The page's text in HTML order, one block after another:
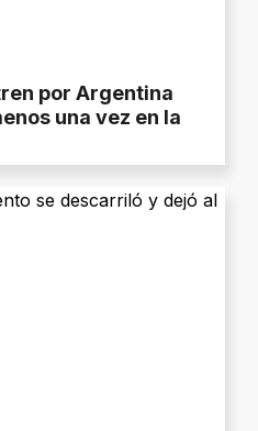
por Argentina
una vez en la